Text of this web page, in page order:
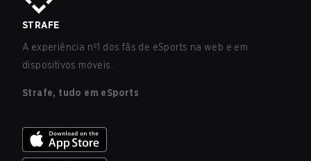
STRAFE
A experiência nº1 dos fãs de eSports na web e em
dispositivos móveis.
Strafe, tudo em eSports